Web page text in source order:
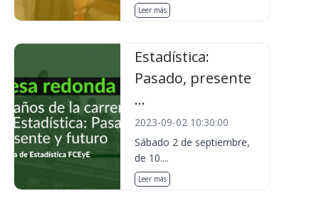
Leer más
Estadística:
Pasado, presente
...
2023-09-02 10:30:00
Sábado 2 de septiembre,
de 10....
Leer más